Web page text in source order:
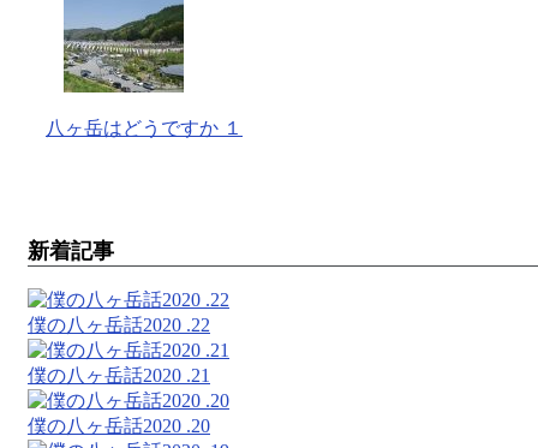
八ヶ岳はどうですか １
新着記事
僕の八ヶ岳話2020 .22
僕の八ヶ岳話2020 .21
僕の八ヶ岳話2020 .20